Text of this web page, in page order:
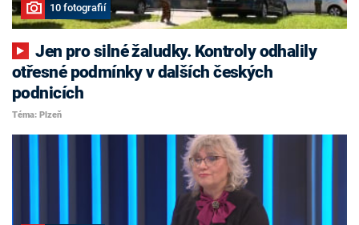
10 fotografií
Jen pro silné žaludky. Kontroly odhalily
otřesné podmínky v dalších českých
podnicích
Téma: Plzeň